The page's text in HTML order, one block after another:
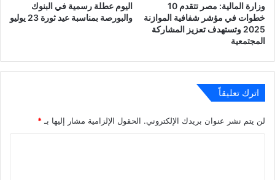
وزارة المالية: مصر تتقدم 10
خطوات في مؤشر شفافية الموازنة
2025 وتستهدف تعزيز المشاركة
المجتمعية
اليوم عطلة رسمية في البنوك
والبورصة بمناسبة عيد ثورة 23 يوليو
اترك تعليقاً
لن يتم نشر عنوان بريدك الإلكتروني. الحقول الإلزامية مشار إليها بـ*